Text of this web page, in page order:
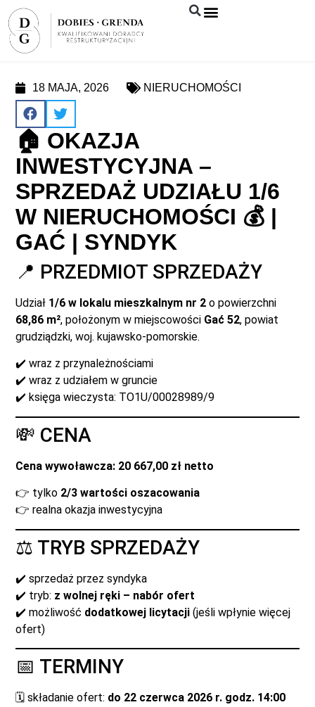
18 MAJA, 2026 NIERUCHOMOŚCI
🏠 OKAZJA
INWESTYCYJNA –
SPRZEDAŻ UDZIAŁU 1/6
W NIERUCHOMOŚCI 💰 |
GAĆ | SYNDYK
📍 PRZEDMIOT SPRZEDAŻY
Udział 1/6 w lokalu mieszkalnym nr 2 o powierzchni
68,86 m², położonym w miejscowości Gać 52, powiat
grudziądzki, woj. kujawsko-pomorskie.
✔️ wraz z przynależnościami
✔️ wraz z udziałem w gruncie
✔️ księga wieczysta: TO1U/00028989/9
💸 CENA
Cena wywoławcza: 20 667,00 zł netto
👉 tylko 2/3 wartości oszacowania
👉 realna okazja inwestycyjna
⚖️ TRYB SPRZEDAŻY
✔️ sprzedaż przez syndyka
✔️ tryb: z wolnej ręki – nabór ofert
✔️ możliwość dodatkowej licytacji (jeśli wpłynie więcej
ofert)
📅 TERMINY
🗓️ składanie ofert: do 22 czerwca 2026 r. godz. 14:00